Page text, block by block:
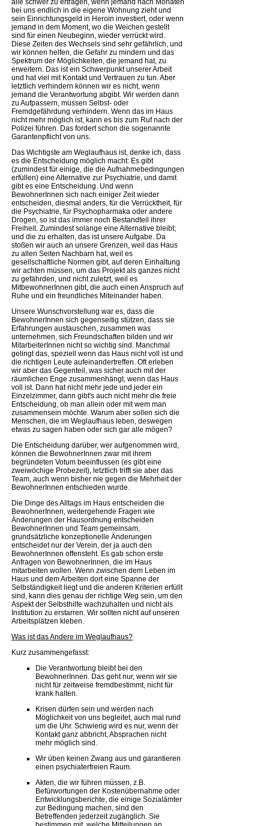
alle schwer zu ertragen, wenn jemand nach Monaten
bei uns endlich in die eigene Wohnung zieht und
sein Einrichtungsgeld in Heroin investiert, oder wenn
jemand in dem Moment, wo die Weichen gestellt
sind für einen Neubeginn, wieder verrückt wird.
Diese Zeiten des Wechsels sind sehr gefährlich, und
wir können helfen, die Gefahr zu mindern und das
Spektrum der Möglichkeiten, die jemand hat, zu
erweitern. Das ist ein Schwerpunkt unserer Arbeit
und hat viel mit Kontakt und Vertrauen zu tun. Aber
letztlich verhindern können wir es nicht, wenn
jemand die Verantwortung abgibt. Wir werden dann
zu Aufpassern, müssen Selbst- oder
Fremdgefährdung verhindern. Wenn das im Haus
nicht mehr möglich ist, kann es bis zum Ruf nach der
Polizei führen. Das fordert schon die sogenannte
Garantenpflicht von uns.
Das Wichtigste am Weglaufhaus ist, denke ich, dass
es die Entscheidung möglich macht: Es gibt
(zumindest für einige, die die Aufnahmebedingungen
erfüllen) eine Alternative zur Psychiatrie, und damit
gibt es eine Entscheidung. Und wenn
BewohnerInnen sich nach einiger Zeit wieder
entscheiden, diesmal anders, für die Verrücktheit, für
die Psychiatrie, für Psychopharmaka oder andere
Drogen, so ist das immer noch Bestandteil ihrer
Freiheit. Zumindest solange eine Alternative bleibt;
und die zu erhalten, das ist unsere Aufgabe. Da
stoßen wir auch an unsere Grenzen, weil das Haus
zu allen Seiten Nachbarn hat, weil es
gesellschaftliche Normen gibt, auf deren Einhaltung
wir achten müssen, um das Projekt als ganzes nicht
zu gefährden, und nicht zuletzt, weil es
MitbewohnerInnen gibt, die auch einen Anspruch auf
Ruhe und ein freundliches Miteinander haben.
Unsere Wunschvorstellung war es, dass die
BewohnerInnen sich gegenseitig stützen, dass sie
Erfahrungen austauschen, zusammen was
unternehmen, sich Freundschaften bilden und wir
MitarbeiterInnen nicht so wichtig sind. Manchmal
gelingt das, speziell wenn das Haus nicht voll ist und
die richtigen Leute aufeinandertreffen. Oft erleben
wir aber das Gegenteil, was sicher auch mit der
räumlichen Enge zusammenhängt, wenn das Haus
voll ist. Dann hat nicht mehr jede und jeder ein
Einzelzimmer, dann gibt's auch nicht mehr die freie
Entscheidung, ob man allein oder mit wem man
zusammensein möchte. Warum aber sollen sich die
Menschen, die im Weglaufhaus leben, deswegen
etwas zu sagen haben oder sich gar alle mögen?
Die Entscheidung darüber, wer aufgenommen wird,
können die BewohnerInnen zwar mit ihrem
begründeten Votum beeinflussen (es gibt eine
zweiwöchige Probezeit), letztlich trifft sie aber das
Team, auch wenn bisher nie gegen die Mehrheit der
BewohnerInnen entschieden wurde.
Die Dinge des Alltags im Haus entscheiden die
BewohnerInnen, weitergehende Fragen wie
Änderungen der Hausordnung entscheiden
BewohnerInnen und Team gemeinsam,
grundsätzliche konzeptionelle Änderungen
entscheidet nur der Verein, der ja auch den
BewohnerInnen offensteht. Es gab schon erste
Anfragen von BewohnerInnen, die im Haus
mitarbeiten wollen. Wenn zwischen dem Leben im
Haus und dem Arbeiten dort eine Spanne der
Selbständigkeit liegt und die anderen Kriterien erfüllt
sind, kann dies genau der richtige Weg sein, um den
Aspekt der Selbsthilfe wachzuhalten und nicht als
Institution zu erstarren. Wir sollten nicht auf unseren
Arbeitsplätzen kleben.
Was ist das Andere im Weglaufhaus?
Kurz zusammengefasst:
Die Verantwortung bleibt bei den
BewohnerInnen. Das geht nur, wenn wir sie
nicht für zeitweise fremdbestimmt, nicht für
krank halten.
Krisen dürfen sein und werden nach
Möglichkeit von uns begleitet, auch mal rund
um die Uhr. Schwierig wird es nur, wenn der
Kontakt ganz abbricht, Absprachen nicht
mehr möglich sind.
Wir üben keinen Zwang aus und garantieren
einen psychiaterfreien Raum.
Akten, die wir führen müssen, z.B.
Befürwortungen der Kostenübernahme oder
Entwicklungsberichte, die einige Sozialämter
zur Bedingung machen, sind den
Betreffenden jederzeit zugänglich. Sie